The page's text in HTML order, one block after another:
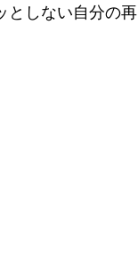
としない自分の再